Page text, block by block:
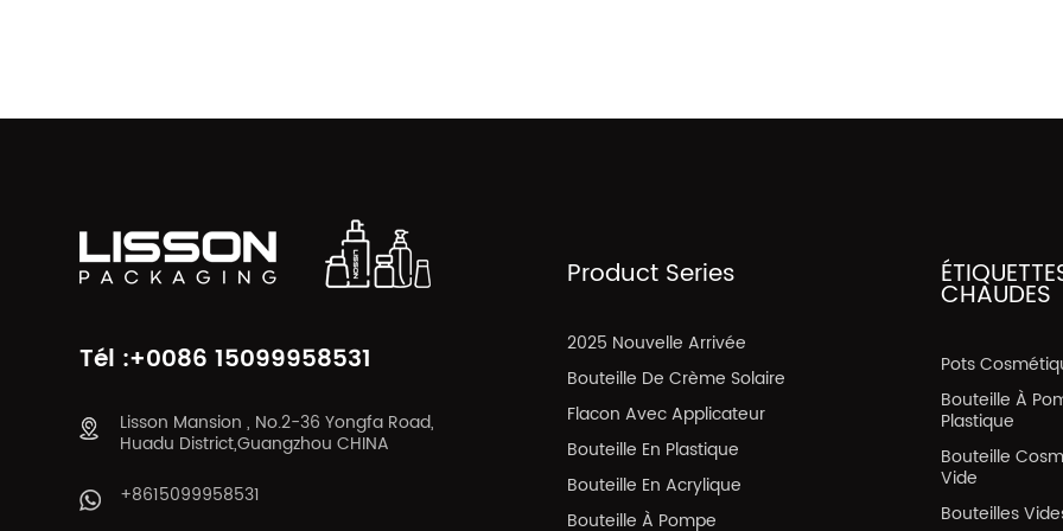
Tél :+0086 15099958531
Lisson Mansion , No.2-36 Yongfa Road,
Huadu District,Guangzhou CHINA
+8615099958531
Product Series
2025 Nouvelle Arrivée
Bouteille De Crème Solaire
Flacon Avec Applicateur
Bouteille En Plastique
Bouteille En Acrylique
Bouteille À Pompe
CHAUDES
Pots
Bouteille À
Plastique
Bouteille
Vide
Bouteilles